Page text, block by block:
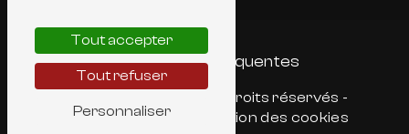
Recherches fréquentes
- 2026 - Tous droits réservés -
Mentions légales
Gestion des cookies
Tout accepter
Tout refuser
Personnaliser